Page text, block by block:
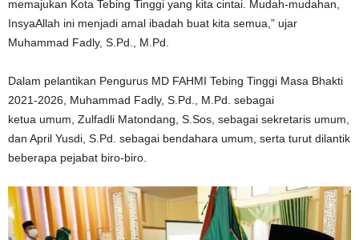
memajukan Kota Tebing Tinggi yang kita cintai. Mudah-mudahan,
InsyaAllah ini menjadi amal ibadah buat kita semua,” ujar
Muhammad Fadly, S.Pd., M.Pd.
Dalam pelantikan Pengurus MD FAHMI Tebing Tinggi Masa Bhakti
2021-2026, Muhammad Fadly, S.Pd., M.Pd. sebagai
ketua umum, Zulfadli Matondang, S.Sos, sebagai sekretaris umum,
dan April Yusdi, S.Pd. sebagai bendahara umum, serta turut dilantik
beberapa pejabat biro-biro.